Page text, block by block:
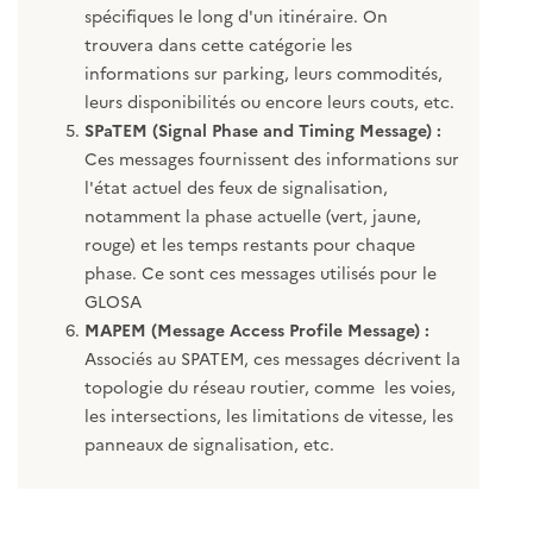
spécifiques le long d'un itinéraire. On
trouvera dans cette catégorie les
informations sur parking, leurs commodités,
leurs disponibilités ou encore leurs couts, etc.
SPaTEM (Signal Phase and Timing Message) :
Ces messages fournissent des informations sur
l'état actuel des feux de signalisation,
notamment la phase actuelle (vert, jaune,
rouge) et les temps restants pour chaque
phase. Ce sont ces messages utilisés pour le
GLOSA
MAPEM (Message Access Profile Message) :
Associés au SPATEM, ces messages décrivent la
topologie du réseau routier, comme les voies,
les intersections, les limitations de vitesse, les
panneaux de signalisation, etc.